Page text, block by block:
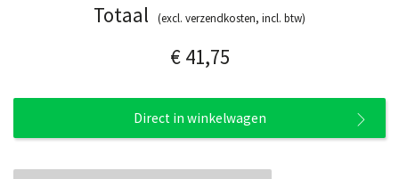
Totaal
(excl. verzendkosten, incl. btw)
€ 41,75
Direct in winkelwagen